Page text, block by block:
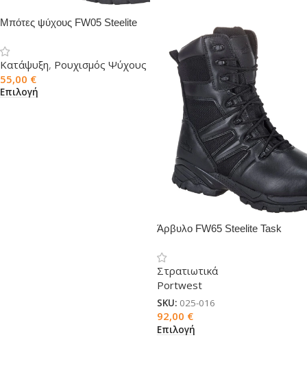
Μπότες ψύχους FW05 Steelite
Κατάψυξη, Ρουχισμός Ψύχους
55,00 €
Επιλογή
Άρβυλο FW65 Steelite Task
Στρατιωτικά
Portwest
SKU: 025-016
92,00 €
Επιλογή